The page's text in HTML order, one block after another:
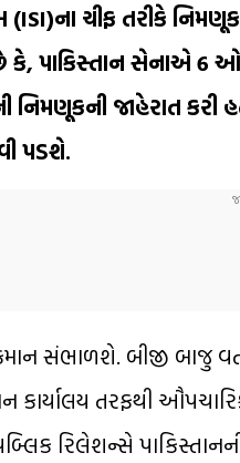
ચીફ તરીકે
પાકિસ્તાન સેનાએ 6
જાહેરાત કરી
પડશે.
સંભાળશે. બીજી બાજુ
કાર્યાલય તરફથી
પબ્લિક રિલેશન્સે